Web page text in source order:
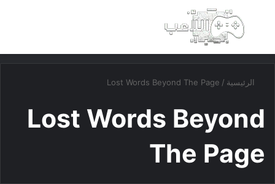
بحث عن
الرئيسية /
Lost Words Beyond The Page
Lost Words Beyond
The Page